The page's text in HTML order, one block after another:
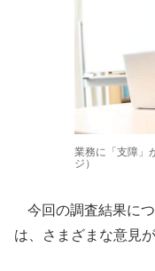
業務に「支障」
ジ）
今回の調査結果に
は、さまざまな意見